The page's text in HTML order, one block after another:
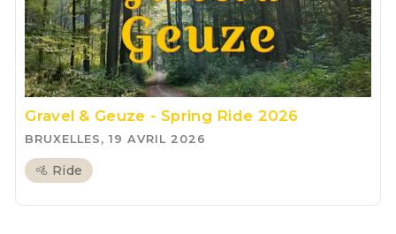
Gravel & Geuze - Spring Ride 2026
BRUXELLES, 19 AVRIL 2026
🚵 Ride